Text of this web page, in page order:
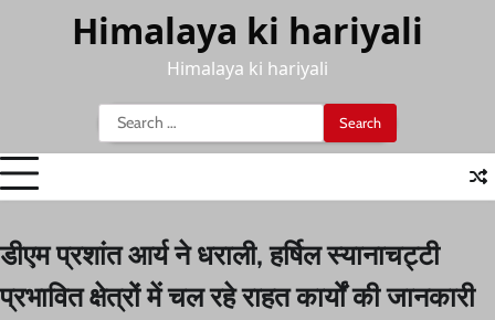
Himalaya ki hariyali
Himalaya ki hariyali
Search
for:
डीएम प्रशांत आर्य ने धराली, हर्षिल स्यानाचट्टी
प्रभावित क्षेत्रों में चल रहे राहत कार्यों की जानकारी